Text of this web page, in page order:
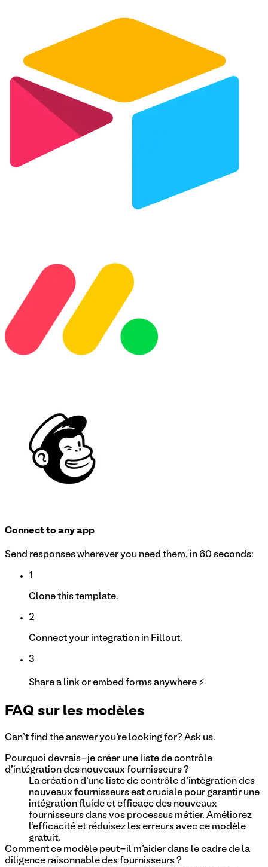
Connect to any app
Send responses wherever you need them, in 60 seconds:
1
Clone this template.
2
Connect your integration in Fillout.
3
Share a link or embed forms anywhere ⚡
FAQ sur les modèles
Can't find the answer you're looking for? Ask us.
Pourquoi devrais-je créer une liste de contrôle
d'intégration des nouveaux fournisseurs ?
La création d'une liste de contrôle d'intégration des
nouveaux fournisseurs est cruciale pour garantir une
intégration fluide et efficace des nouveaux
fournisseurs dans vos processus métier. Améliorez
l'efficacité et réduisez les erreurs avec ce modèle
gratuit.
Comment ce modèle peut-il m'aider dans le cadre de la
diligence raisonnable des fournisseurs ?